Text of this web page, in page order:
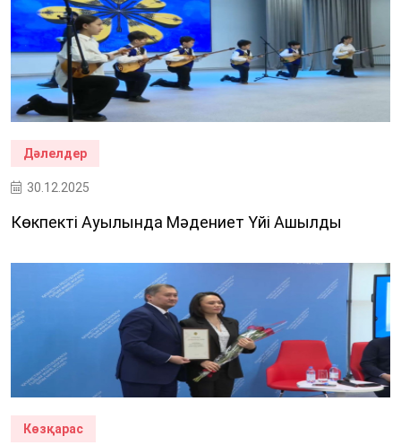
Дәлелдер
30.12.2025
Көкпекті Ауылында Мәдениет Үйі Ашылды
Көзқарас